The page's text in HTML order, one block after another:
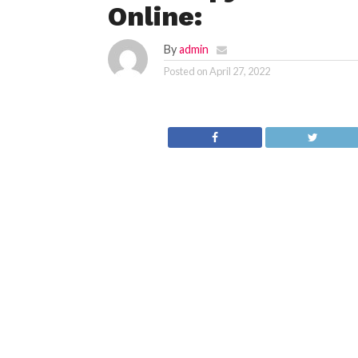
Online:
Byadmin
Posted onApril 27, 2022